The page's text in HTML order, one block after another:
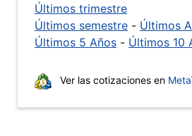
Últimos trimestre
Últimos semestre - Últimos
Últimos 5 Años - Últimos 10
Ver las cotizaciones en